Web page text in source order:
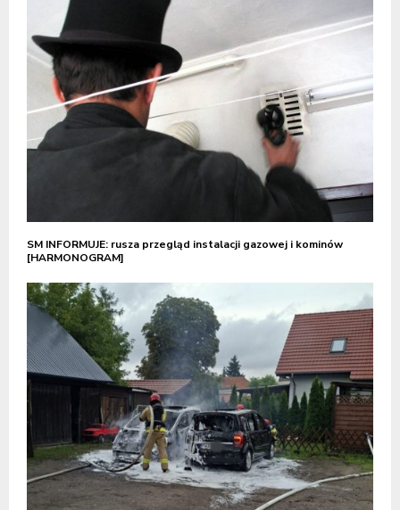
SM INFORMUJE: rusza przegląd instalacji gazowej i kominów
[HARMONOGRAM]